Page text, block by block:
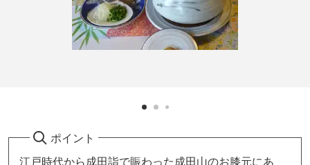
ポイント
江戸時代から成田詣で賑わった成田山のお膝元にあ